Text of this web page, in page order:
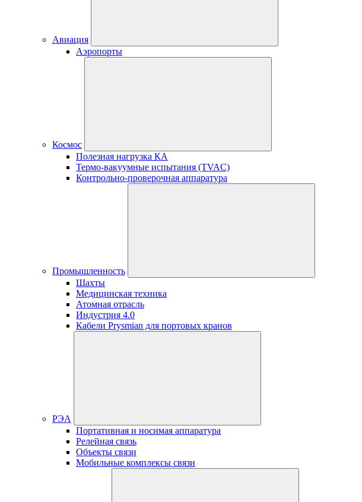
Авиация
Аэропорты
Космос
Полезная нагрузка КА
Термо-вакуумные испытания (TVAC)
Контрольно-проверочная аппаратура
Промышленность
Шахты
Медицинская техника
Атомная отрасль
Индустрия 4.0
Кабели Prysmian для портовых кранов
РЭА
Портативная и носимая аппаратура
Релейная связь
Объекты связи
Мобильные комплексы связи